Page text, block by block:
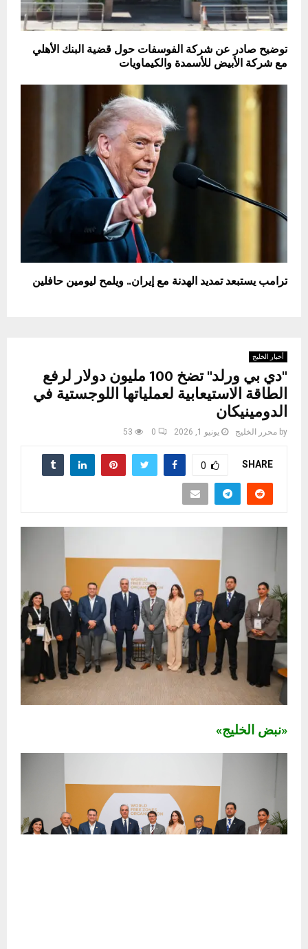
توضيح صادر عن شركة الفوسفات حول قضية البنك الأهلي
مع شركة الأبيض للأسمدة والكيماويات
ترامب يستبعد تمديد الهدنة مع إيران.. ويلمح ليومين حافلين
أخبار الخليج
"دي بي ورلد" تضخ 100 مليون دولار لرفع
الطاقة الاستيعابية لعملياتها اللوجستية في
الدومينيكان
by محرر الخليج يونيو 1, 2026 0
53
SHARE
0
«نبض الخليج»